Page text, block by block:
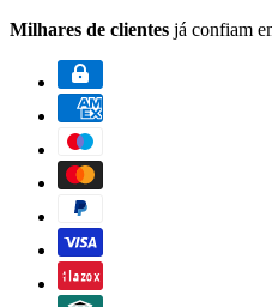
Milhares de clientes já confiam